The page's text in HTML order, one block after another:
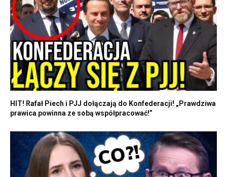
HIT! Rafał Piech i PJJ dołączają do Konfederacji! „Prawdziwa
prawica powinna ze sobą współpracować!”